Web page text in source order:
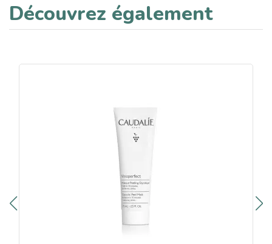
Découvrez également